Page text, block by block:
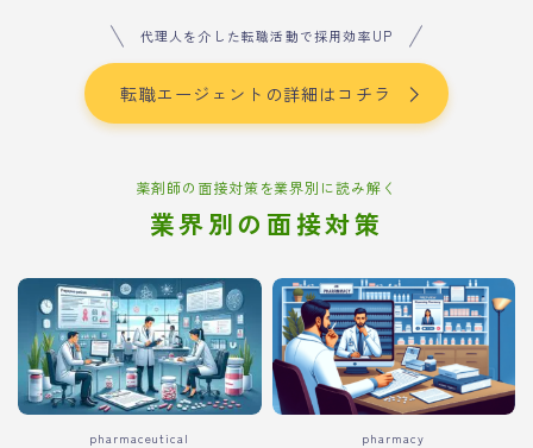
代理人を介した転職活動で採用効率UP
転職エージェントの詳細はコチラ
薬剤師の面接対策を業界別に読み解く
業界別の面接対策
pharmaceutical pharmacy